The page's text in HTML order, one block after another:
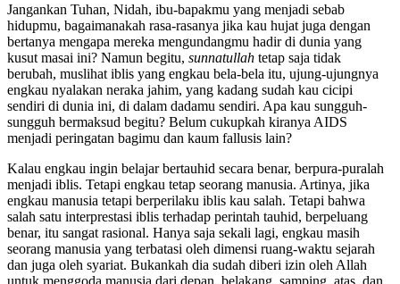
Jangankan Tuhan, Nidah, ibu-bapakmu yang menjadi sebab
hidupmu, bagaimanakah rasa-rasanya jika kau hujat juga dengan
bertanya mengapa mereka mengundangmu hadir di dunia yang
kusut masai ini? Namun begitu, sunnatullah tetap saja tidak
berubah, muslihat iblis yang engkau bela-bela itu, ujung-ujungnya
engkau nyalakan neraka jahim, yang kadang sudah kau cicipi
sendiri di dunia ini, di dalam dadamu sendiri. Apa kau sungguh-
sungguh bermaksud begitu? Belum cukupkah kiranya AIDS
menjadi peringatan bagimu dan kaum fallusis lain?
Kalau engkau ingin belajar bertauhid secara benar, berpura-puralah
menjadi iblis. Tetapi engkau tetap seorang manusia. Artinya, jika
engkau manusia tetapi berperilaku iblis kau salah. Tetapi bahwa
salah satu interprestasi iblis terhadap perintah tauhid, berpeluang
benar, itu sangat rasional. Hanya saja sekali lagi, engkau masih
seorang manusia yang terbatasi oleh dimensi ruang-waktu sejarah
dan juga oleh syariat. Bukankah dia sudah diberi izin oleh Allah
untuk menggoda manusia dari depan, belakang, samping, atas, dan